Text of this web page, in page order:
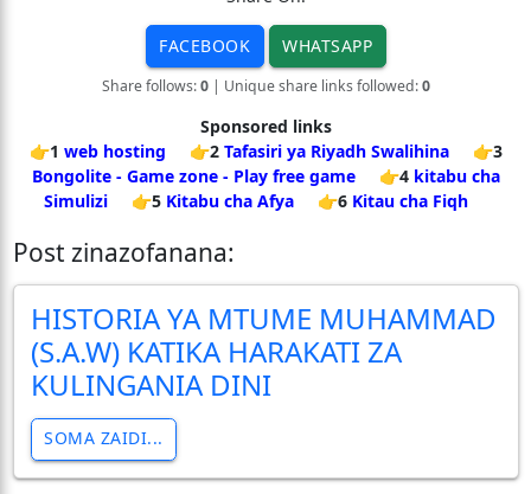
FACEBOOK WHATSAPP
Share follows:0| Unique share links followed:0
Sponsored links
👉1 web hosting 👉2 Tafasiri ya Riyadh Swalihina
👉3
Bongolite - Game zone - Play free game
👉4 kitabu cha
Simulizi
👉5 Kitabu cha Afya 👉6 Kitau cha Fiqh
Post zinazofanana:
HISTORIA YA MTUME MUHAMMAD
(S.A.W) KATIKA HARAKATI ZA
KULINGANIA DINI
SOMA ZAIDI...